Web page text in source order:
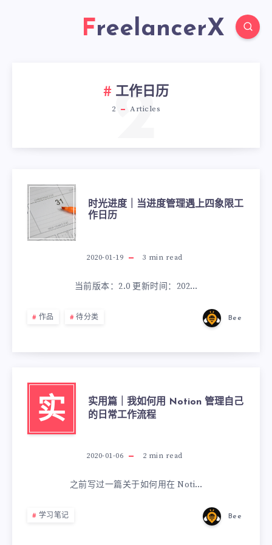
FreelancerX
工作日历
2 Articles
2
时光进度｜当进度管理遇上四象限工
作日历
2020-01-19 3 min read
当前版本：2.0 更新时间：202…
作品 待分类 Bee
实
实用篇｜我如何用 Notion 管理自己
的日常工作流程
2020-01-06 2 min read
之前写过一篇关于如何用在 Noti…
学习笔记 Bee